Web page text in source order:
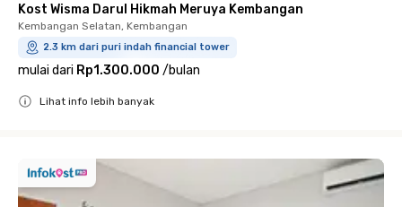
Kost Wisma Darul Hikmah Meruya Kembangan
Kembangan Selatan, Kembangan
2.3 km dari puri indah financial tower
mulai dari Rp1.300.000 /bulan
Lihat info lebih banyak